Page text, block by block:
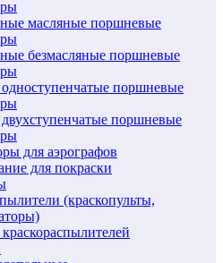
масляные поршневые
безмасляные поршневые
поршневые
поршневые
для аэрографов
для покраски
(краскопульты,